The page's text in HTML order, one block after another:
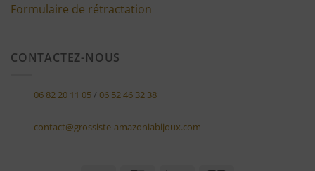
Formulaire de rétractation
CONTACTEZ-NOUS
06 82 20 11 05/ 06 52 46 32 38
contact@grossiste-amazoniabijoux.com